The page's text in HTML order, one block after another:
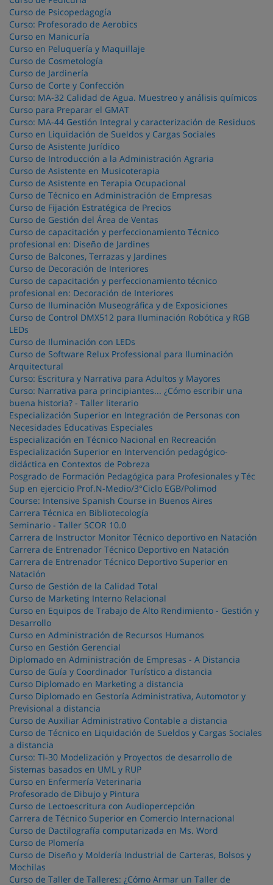
Curso de Psicopedagogía
Curso: Profesorado de Aerobics
Curso en Manicuría
Curso en Peluquería y Maquillaje
Curso de Cosmetología
Curso de Jardinería
Curso de Corte y Confección
Curso: MA-32 Calidad de Agua. Muestreo y análisis químicos
Curso para Preparar el GMAT
Curso: MA-44 Gestión Integral y caracterización de Residuos
Curso en Liquidación de Sueldos y Cargas Sociales
Curso de Asistente Jurídico
Curso de Introducción a la Administración Agraria
Curso de Asistente en Musicoterapia
Curso de Asistente en Terapia Ocupacional
Curso de Técnico en Administración de Empresas
Curso de Fijación Estratégica de Precios
Curso de Gestión del Área de Ventas
Curso de capacitación y perfeccionamiento Técnico
profesional en: Diseño de Jardines
Curso de Balcones, Terrazas y Jardines
Curso de Decoración de Interiores
Curso de capacitación y perfeccionamiento técnico
profesional en: Decoración de Interiores
Curso de Iluminación Museográfica y de Exposiciones
Curso de Control DMX512 para Iluminación Robótica y RGB
LEDs
Curso de Iluminación con LEDs
Curso de Software Relux Professional para Iluminación
Arquitectural
Curso: Escritura y Narrativa para Adultos y Mayores
Curso: Narrativa para principiantes... ¿Cómo escribir una
buena historia? - Taller literario
Especialización Superior en Integración de Personas con
Necesidades Educativas Especiales
Especialización en Técnico Nacional en Recreación
Especialización Superior en Intervención pedagógico-
didáctica en Contextos de Pobreza
Posgrado de Formación Pedagógica para Profesionales y Téc
Sup en ejercicio Prof.N-Medio/3°Ciclo EGB/Polimod
Course: Intensive Spanish Course in Buenos Aires
Carrera Técnica en Bibliotecología
Seminario - Taller SCOR 10.0
Carrera de Instructor Monitor Técnico deportivo en Natación
Carrera de Entrenador Técnico Deportivo en Natación
Carrera de Entrenador Técnico Deportivo Superior en
Natación
Curso de Gestión de la Calidad Total
Curso de Marketing Interno Relacional
Curso en Equipos de Trabajo de Alto Rendimiento - Gestión y
Desarrollo
Curso en Administración de Recursos Humanos
Curso en Gestión Gerencial
Diplomado en Administración de Empresas - A Distancia
Curso de Guía y Coordinador Turístico a distancia
Curso Diplomado en Marketing a distancia
Curso Diplomado en Gestoría Administrativa, Automotor y
Previsional a distancia
Curso de Auxiliar Administrativo Contable a distancia
Curso de Técnico en Liquidación de Sueldos y Cargas Sociales
a distancia
Curso: TI-30 Modelización y Proyectos de desarrollo de
Sistemas basados en UML y RUP
Curso en Enfermería Veterinaria
Profesorado de Dibujo y Pintura
Curso de Lectoescritura con Audiopercepción
Carrera de Técnico Superior en Comercio Internacional
Curso de Dactilografía computarizada en Ms. Word
Curso de Plomería
Curso de Diseño y Moldería Industrial de Carteras, Bolsos y
Mochilas
Curso de Taller de Talleres: ¿Cómo Armar un Taller de